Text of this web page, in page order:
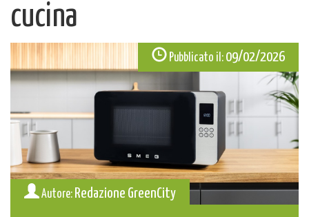
cucina
Pubblicato il: 09/02/2026
Autore: Redazione GreenCity